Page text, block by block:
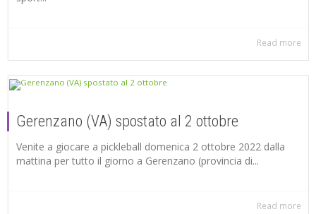
Read more
Gerenzano (VA) spostato al 2 ottobre
Venite a giocare a pickleball domenica 2 ottobre 2022 dalla
mattina per tutto il giorno a Gerenzano (provincia di...
Read more